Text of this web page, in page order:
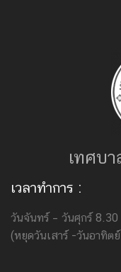
เทศบ
เวลาทำการ :
วันจันทร์ – วันศุกร์
(หยุดวันเสาร์ -วันอาทิต